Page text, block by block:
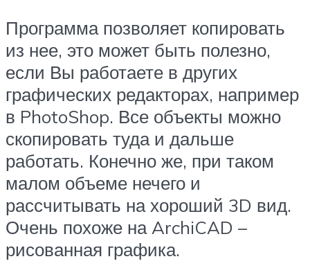
Программа позволяет копировать
из нее, это может быть полезно,
если Вы работаете в других
графических редакторах, например
в PhotoShop. Все объекты можно
скопировать туда и дальше
работать. Конечно же, при таком
малом объеме нечего и
рассчитывать на хороший 3D вид.
Очень похоже на ArchiCAD –
рисованная графика.